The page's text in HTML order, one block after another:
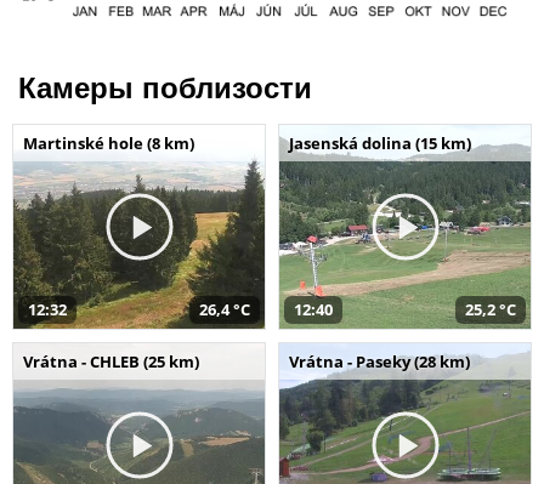
Камеры поблизости
Martinské hole (8 km)
12:32 26,4 °C
Jasenská dolina (15 km)
12:40 25,2 °C
Vrátna - CHLEB (25 km) Vrátna - Paseky (28 km)